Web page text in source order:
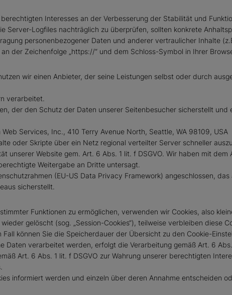
Interesses an der Verbesserung der Stabilität und
Logfiles nachträglich zu überprüfen, sollten konkrete
personenbezogener Daten und anderer vertraulicher Inhalte
der Zeichenfolge „https://“ und dem Schloss-Symbol in Ihrer
wir einen Anbieter, der seine Leistungen selbst oder durch
verarbeitet.
der den Schutz der Daten unserer Seitenbesucher sicherstellt und
Services, Inc., 410 Terry Avenue North, Seattle, WA 98109, USA
oder Skripte über ein Netz regional verteilter Server schneller
unserer Website gem. Art. 6 Abs. 1 lit. f DSGVO. Wir haben mit
Weitergabe an Dritte untersagt.
(EU-US Data Privacy Framework) angeschlossen,
sicherstellt.
Funktionen zu ermöglichen, verwenden wir Cookies, also
gelöscht (sog. „Session-Cookies“), teilweise verbleiben diese
können Sie die Speicherdauer der Übersicht zu den Cookie-
Daten verarbeitet werden, erfolgt die Verarbeitung gemäß Art. 6
Art. 6 Abs. 1 lit. f DSGVO zur Wahrung unserer berechtigten
informiert werden und einzeln über deren Annahme entscheiden